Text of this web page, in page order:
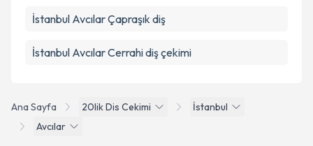
Ana Sayfa 20lik Dis Cekimi
İstanbul
Avcılar
İstanbul Avcılar Çapraşık diş
İstanbul Avcılar Cerrahi diş çekimi